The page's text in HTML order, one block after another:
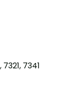
7341